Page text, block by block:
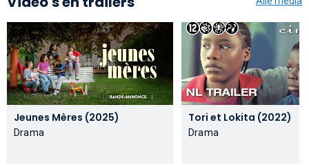
Jeunes Mères (2025)
Drama
Tori et Lokita (2022)
Drama